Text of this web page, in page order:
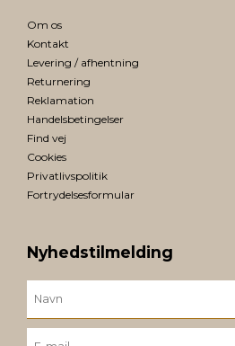
Om os
Kontakt
Levering / afhentning
Returnering
Reklamation
Handelsbetingelser
Find vej
Cookies
Privatlivspolitik
Fortrydelsesformular
Nyhedstilmelding